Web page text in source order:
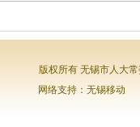
版权所有 无锡市人大
网络支持：无锡移动